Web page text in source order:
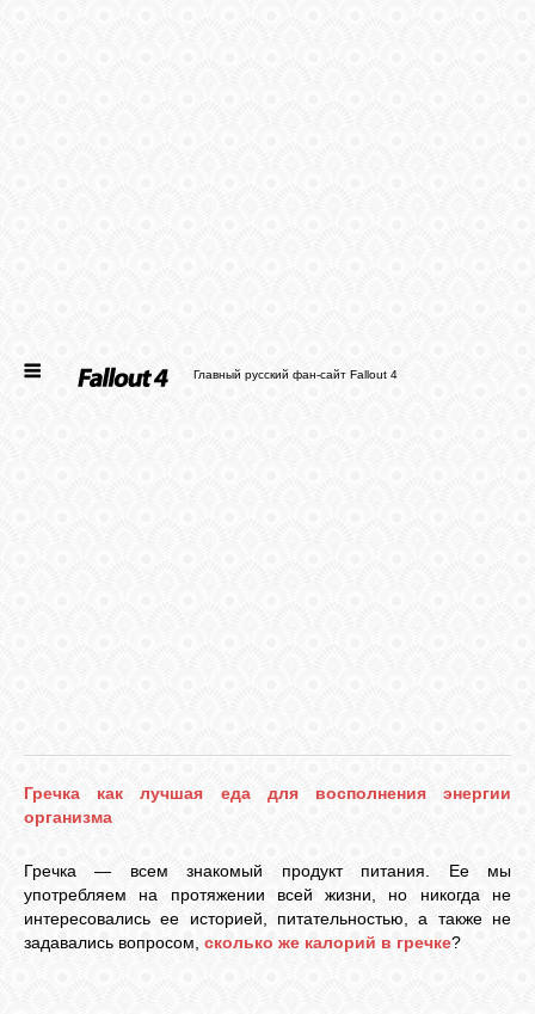
ФОТО
Главный русский фан-сайт Fallout 4
Гречка как лучшая еда для восполнения энергии
организма
Гречка — всем знакомый продукт питания. Ее мы
употребляем на протяжении всей жизни, но никогда не
интересовались ее историей, питательностью, а также не
задавались вопросом, сколько же калорий в гречке?